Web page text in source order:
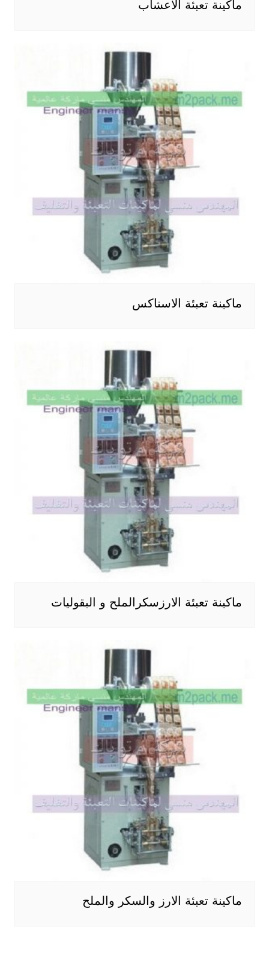
ماكينة تعبئة الاعشاب
ماكينة تعبئة الاسناكس
ماكينة تعبئة الارزسكرالملح و البقوليات
ماكينة تعبئة الارز والسكر والملح